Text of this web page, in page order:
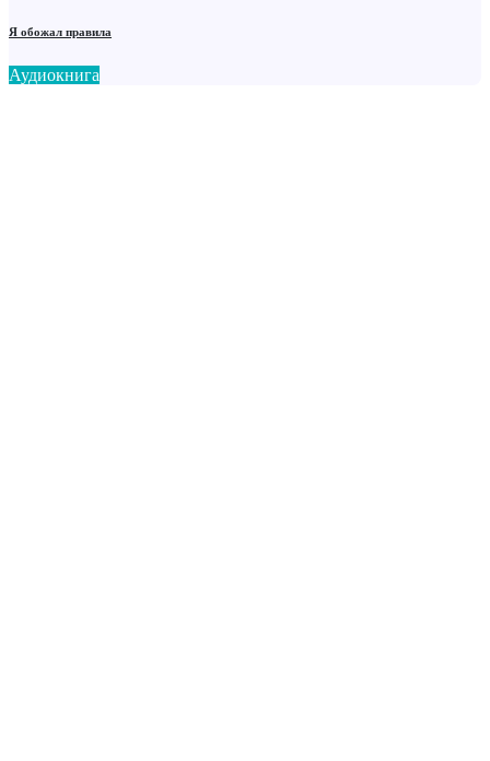
Я обожал правила
Аудиокнига